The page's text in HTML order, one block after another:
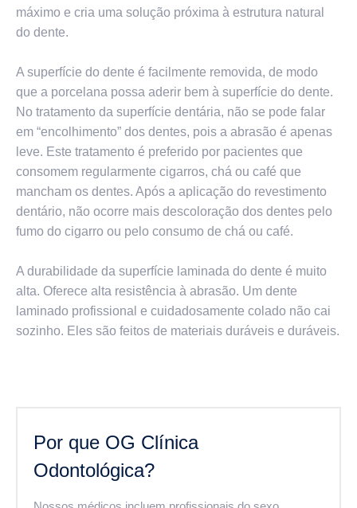
máximo e cria uma solução próxima à estrutura natural
do dente.
A superfície do dente é facilmente removida, de modo
que a porcelana possa aderir bem à superfície do dente.
No tratamento da superfície dentária, não se pode falar
em “encolhimento” dos dentes, pois a abrasão é apenas
leve. Este tratamento é preferido por pacientes que
consomem regularmente cigarros, chá ou café que
mancham os dentes. Após a aplicação do revestimento
dentário, não ocorre mais descoloração dos dentes pelo
fumo do cigarro ou pelo consumo de chá ou café.
A durabilidade da superfície laminada do dente é muito
alta. Oferece alta resistência à abrasão. Um dente
laminado profissional e cuidadosamente colado não cai
sozinho. Eles são feitos de materiais duráveis ​​e duráveis.
Por que OG Clínica
Odontológica?